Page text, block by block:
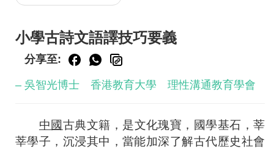
小學古詩文語譯技巧要義
分享至:
– 吳智光博士 香港教育大學 理性溝通教育學會
中國古典文籍，是文化瑰寶，國學基石，莘
莘學子，沉浸其中，當能加深了解古代歷史社會